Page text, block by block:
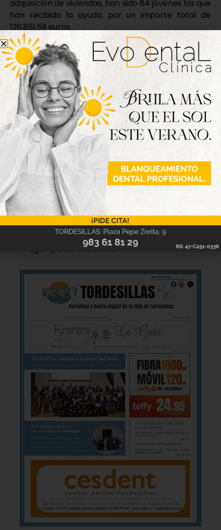
adquisición de viviendas, han sido 84 jóvenes los que
han recibido la ayuda, por un importe total de
136.851,59 euros.
La tercera línea, que ha ofrecido ayuda para el
pago de los costes cuando se alquila la vivienda,
asciende a 153.527 euros para 93 jóvenes.
Finalmente, la última línea de ayuda ha posibilitado
que 13 jóvenes financiación de las obras de
reformas para la mejora energética, conservación
y mejoras en la accesibilidad de la vivienda, por un
importe total de 20.662,40 euros.
Nueva edición
disponible
Hazte ya con la trigésimo séptima edición de
la revista Tordesillas al día. Haz clic sobre la
imagen para verla online.